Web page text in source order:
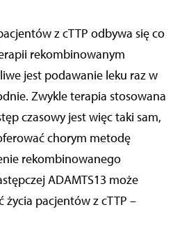
z cTTP odbywa się co
rekombinowanym
jest podawanie leku raz w
Zwykle terapia stosowana
czasowy jest więc taki sam,
chorym metodę
rekombinowanego
ADAMTS13 może
życia pacjentów z cTTP –